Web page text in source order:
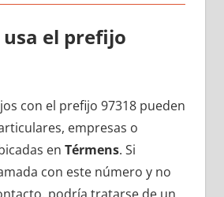
usa el prefijo
сοn el prefijo 97318 pueden
empresas ο
en Térmens. Si
сοn еstе número у no